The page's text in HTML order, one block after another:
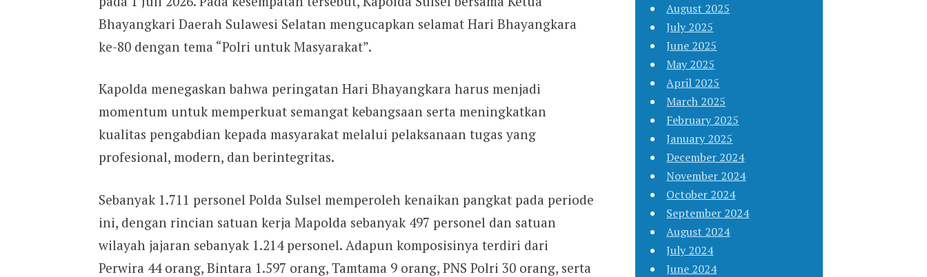
Bhayangkari Daerah Sulawesi Selatan mengucapkan selamat Hari Bhayangkara
ke-80 dengan tema “Polri untuk Masyarakat”.
Kapolda menegaskan bahwa peringatan Hari Bhayangkara harus menjadi
momentum untuk memperkuat semangat kebangsaan serta meningkatkan
kualitas pengabdian kepada masyarakat melalui pelaksanaan tugas yang
profesional, modern, dan berintegritas.
Sebanyak 1.711 personel Polda Sulsel memperoleh kenaikan pangkat pada periode
ini, dengan rincian satuan kerja Mapolda sebanyak 497 personel dan satuan
wilayah jajaran sebanyak 1.214 personel. Adapun komposisinya terdiri dari
Perwira 44 orang, Bintara 1.597 orang, Tamtama 9 orang, PNS Polri 30 orang, serta
August 2025
July 2025
June 2025
May 2025
April 2025
March 2025
February 2025
January 2025
December 2024
November 2024
October 2024
September 2024
August 2024
July 2024
June 2024